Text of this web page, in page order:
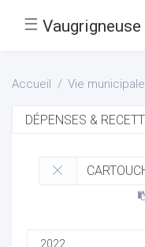
☰ Vaugrigneuse
Accueil Vie municipale